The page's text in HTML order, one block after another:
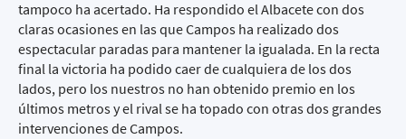
tampoco ha acertado. Ha respondido el Albacete con dos
claras ocasiones en las que Campos ha realizado dos
espectacular paradas para mantener la igualada. En la recta
final la victoria ha podido caer de cualquiera de los dos
lados, pero los nuestros no han obtenido premio en los
últimos metros y el rival se ha topado con otras dos grandes
intervenciones de Campos.